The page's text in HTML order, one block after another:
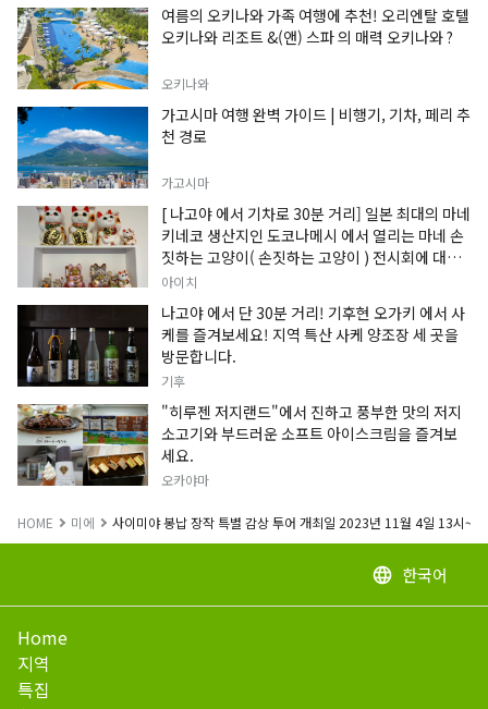
여름의 오키나와 가족 여행에 추천! 오리엔탈 호텔
오키나와 리조트 &(앤) 스파 의 매력 오키나와 ?
오키나와
가고시마 여행 완벽 가이드 | 비행기, 기차, 페리 추
천 경로
가고시마
[ 나고야 에서 기차로 30분 거리] 일본 최대의 마네
키네코 생산지인 도코나메시 에서 열리는 마네 손
짓하는 고양이( 손짓하는 고양이 ) 전시회에 대한
정보입니다.
아이치
나고야 에서 단 30분 거리! 기후현 오가키 에서 사
케를 즐겨보세요! 지역 특산 사케 양조장 세 곳을
방문합니다.
기후
"히루젠 저지랜드"에서 진하고 풍부한 맛의 저지
소고기와 부드러운 소프트 아이스크림을 즐겨보
세요.
오카야마
HOME 미에 사이미야 봉납 장작 특별 감상 투어 개최일 2023년 11월 4일 13시
language 한국어
Home
지역
특집